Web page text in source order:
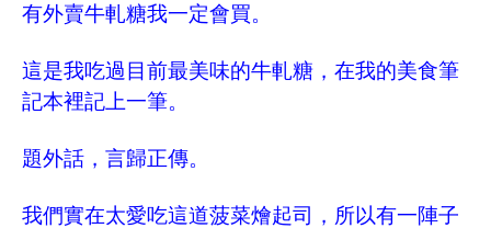
有外賣牛軋糖我一定會買。
這是我吃過目前最美味的牛軋糖，在我的美食筆
記本裡記上一筆。
題外話，言歸正傳。
我們實在太愛吃這道菠菜燴起司，所以有一陣子